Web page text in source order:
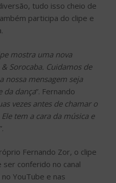
tudo isso cheio de
participa do clipe e
mostra uma nova
Sorocaba. Cuidamos de
nossa mensagem seja
da dança”. Fernando
vezes antes de chamar o
tem a cara da música e
”.
Fernando Zor, o clipe
ser conferido no canal
YouTube e nas